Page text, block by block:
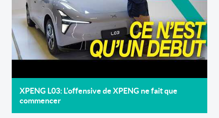
XPENG L03: L'offensive de XPENG ne fait que
commencer